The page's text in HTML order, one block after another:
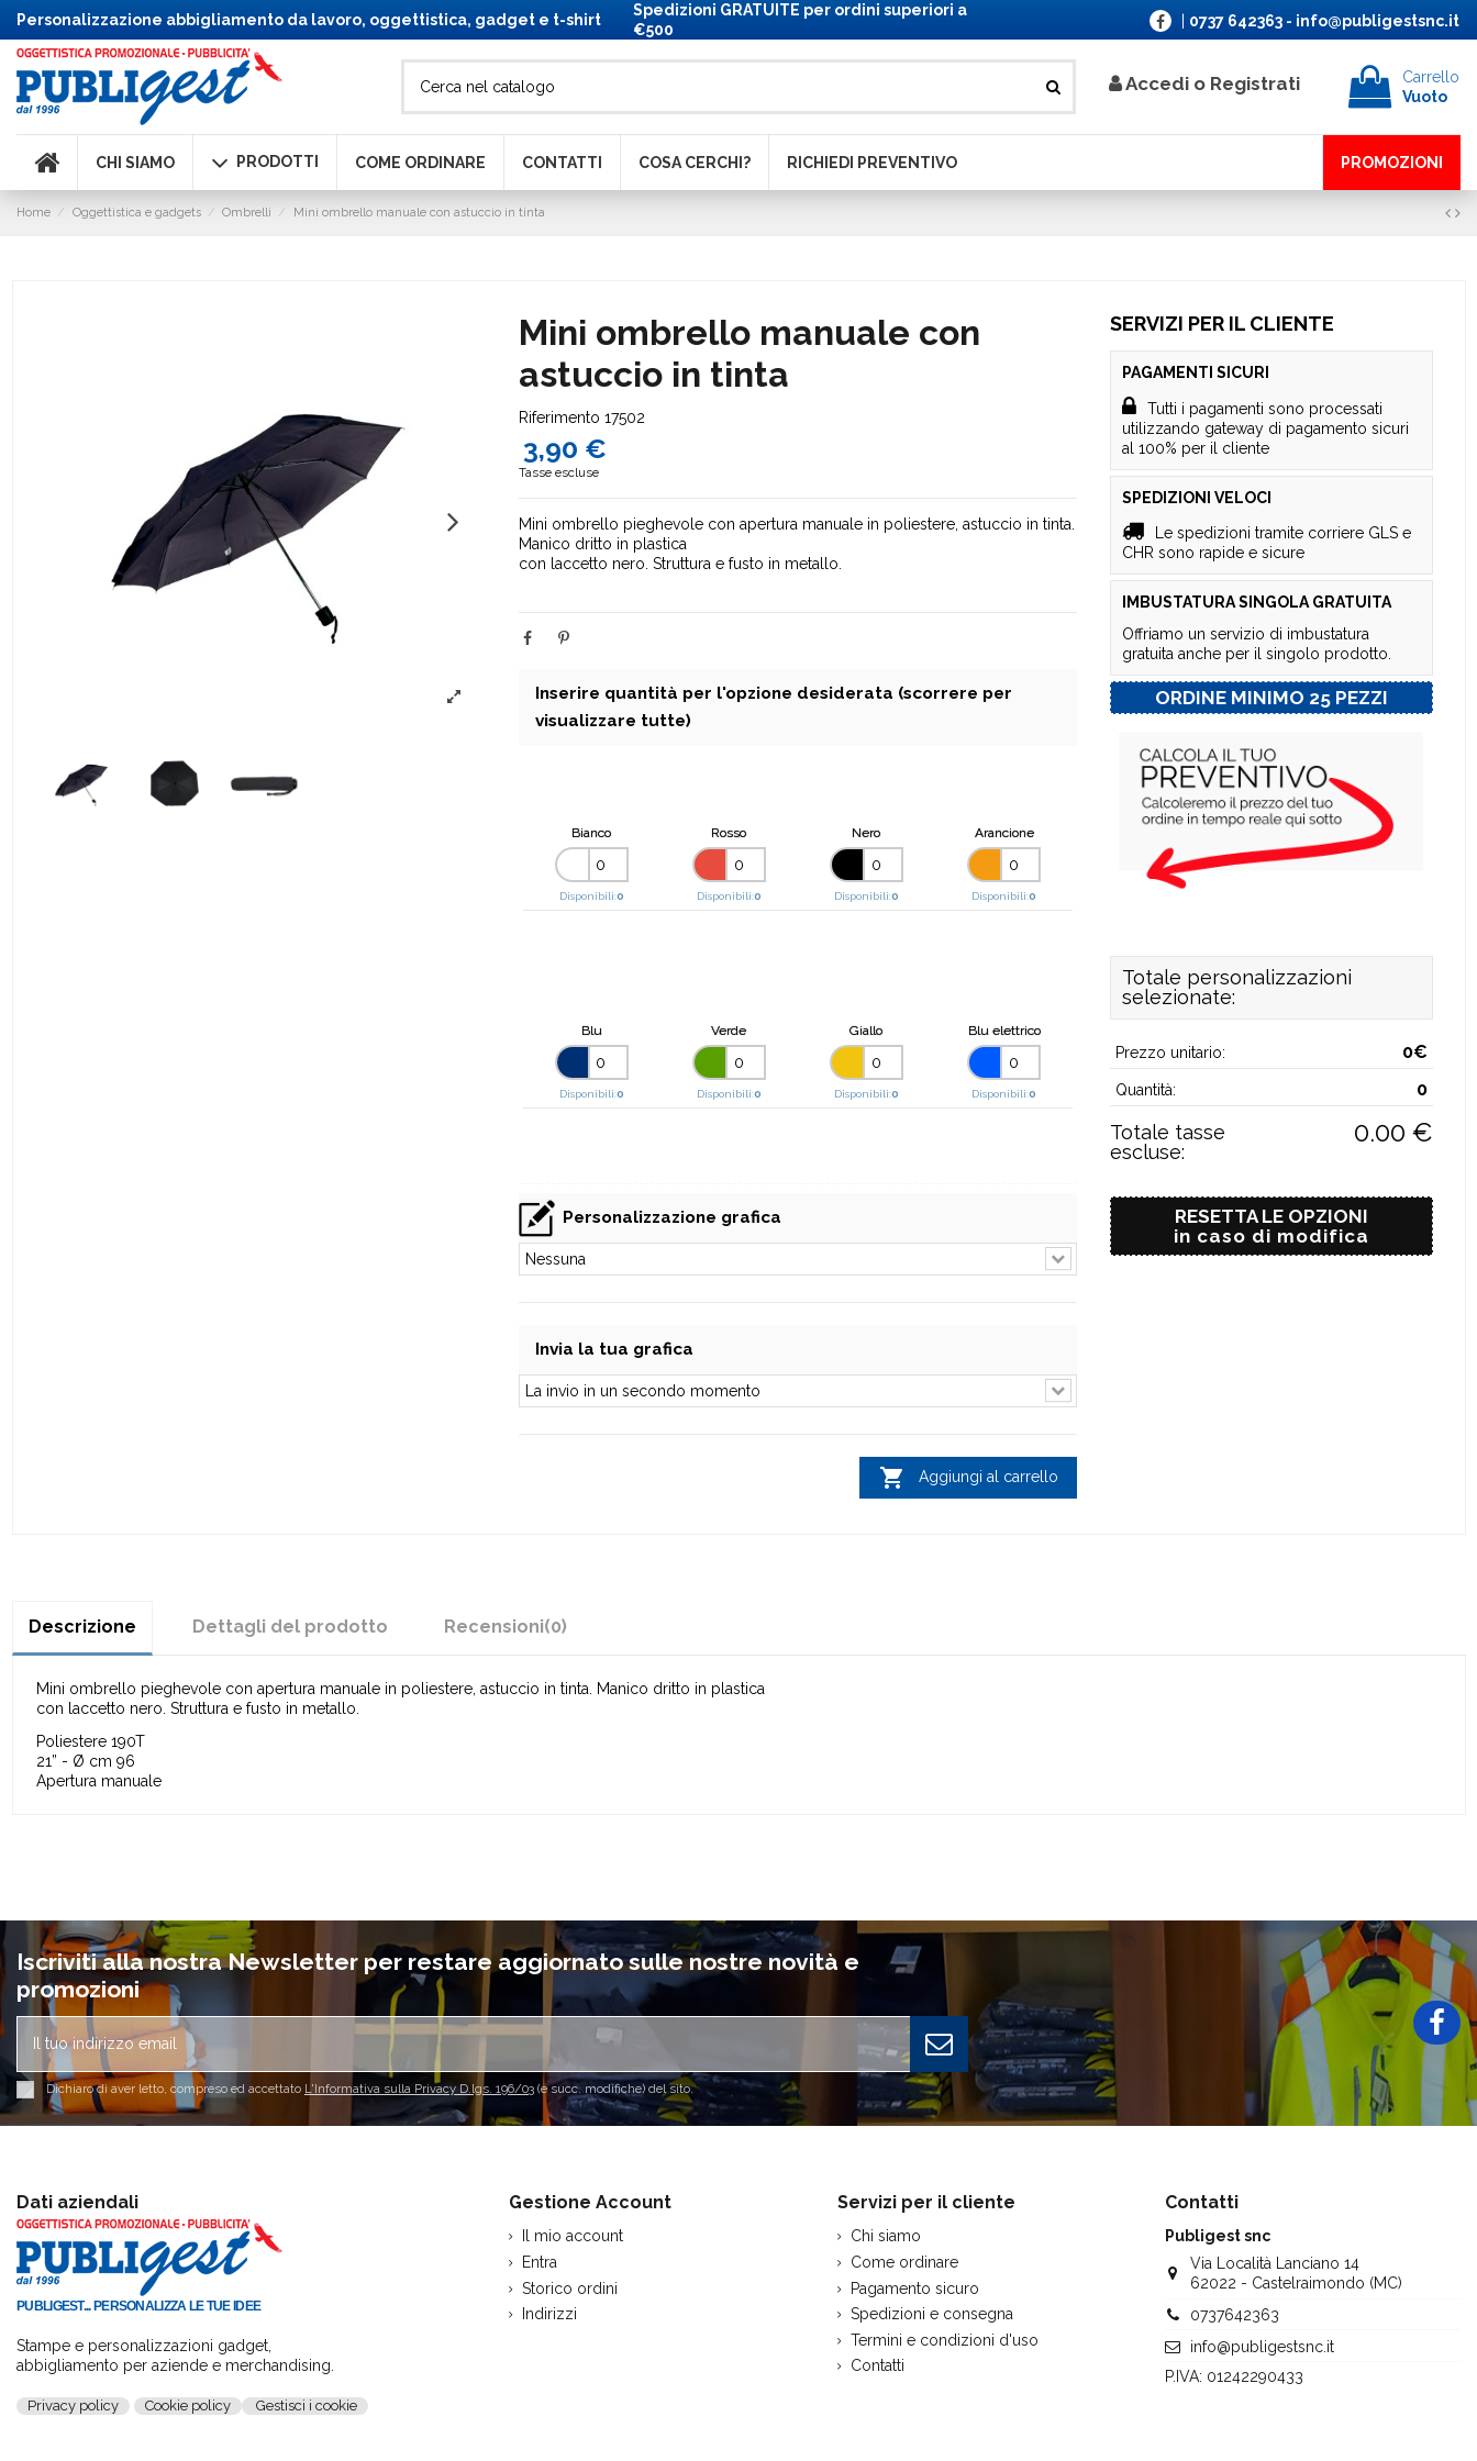
Personalizzazione abbigliamento da lavoro, oggettistica, gadget e t-shirt
Spedizioni GRATUITE per ordini superiori a
€500
0737 642363 - info@publigestsnc.it
Carrello
Vuoto
Accedi o Registrati
CHI SIAMO PRODOTTI COME ORDINARE CONTATTI COSA CERCHI? PROMOZIONI
RICHIEDI PREVENTIVO
Home Oggettistica e gadgets Ombrelli Mini ombrello manuale con astuccio in tinta
Mini ombrello manuale con
astuccio in tinta
Riferimento 17502
3,90 €
Tasse escluse
Mini ombrello pieghevole con apertura manuale in poliestere, astuccio in tinta.
Manico dritto in plastica
con laccetto nero. Struttura e fusto in metallo.
Inserire quantità per l'opzione desiderata (scorrere per
visualizzare tutte)
Bianco
Disponibili:0
Rosso
Disponibili:0
Nero
Disponibili:0
Arancione
Disponibili:0
Blu
Disponibili:0
Verde
Disponibili:0
Giallo
Disponibili:0
Blu elettrico
Disponibili:0
Personalizzazione grafica
Invia la tua grafica
 Aggiungi al carrello
SERVIZI PER IL CLIENTE
PAGAMENTI SICURI
Tutti i pagamenti sono processati
utilizzando gateway di pagamento sicuri
al 100% per il cliente
SPEDIZIONI VELOCI
Le spedizioni tramite corriere GLS e
CHR sono rapide e sicure
IMBUSTATURA SINGOLA GRATUITA
Offriamo un servizio di imbustatura
gratuita anche per il singolo prodotto.
ORDINE MINIMO 25 PEZZI
Totale personalizzazioni
selezionate:
Prezzo unitario: 0€
Quantità: 0
Totale tasse
escluse:
0.00 €
RESETTA LE OPZIONI
in caso di modifica
Descrizione Dettagli del prodotto Recensioni(0)
Mini ombrello pieghevole con apertura manuale in poliestere, astuccio in tinta. Manico dritto in plastica
con laccetto nero. Struttura e fusto in metallo.
Poliestere 190T
21” - Ø cm 96
Apertura manuale
Iscriviti alla nostra Newsletter per restare aggiornato sulle nostre novità e
promozioni
Dichiaro di aver letto, compreso ed accettato L'Informativa sulla Privacy D.lgs. 196/03 (e succ. modifiche) del sito.
Dati aziendali
PUBLIGEST... PERSONALIZZA LE TUE IDEE
Stampe e personalizzazioni gadget,
abbigliamento per aziende e merchandising.
Privacy policy Cookie policy Gestisci i cookie
Gestione Account
Il mio account
Entra
Storico ordini
Indirizzi
Servizi per il cliente
Chi siamo
Come ordinare
Pagamento sicuro
Spedizioni e consegna
Termini e condizioni d'uso
Contatti
Contatti
Publigest snc
Via Località Lanciano 14
62022 - Castelraimondo (MC)
0737642363
info@publigestsnc.it
P.IVA: 01242290433